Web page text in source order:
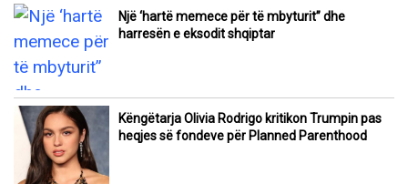
Një ‘hartë memece për të mbyturit” dhe
harresën e eksodit shqiptar
Këngëtarja Olivia Rodrigo kritikon Trumpin pas
heqjes së fondeve për Planned Parenthood